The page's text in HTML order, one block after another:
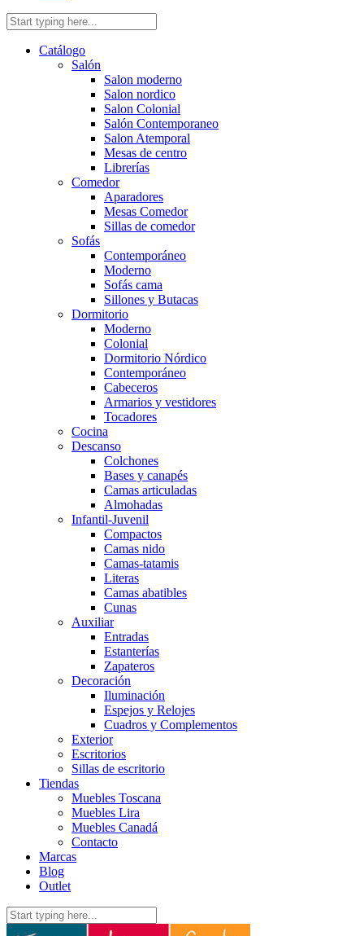
Catálogo
Salón
Salon moderno
Salon nordico
Salon Colonial
Salón Contemporaneo
Salon Atemporal
Mesas de centro
Librerías
Comedor
Aparadores
Mesas Comedor
Sillas de comedor
Sofás
Contemporáneo
Moderno
Sofás cama
Sillones y Butacas
Dormitorio
Moderno
Colonial
Dormitorio Nórdico
Contemporáneo
Cabeceros
Armarios y vestidores
Tocadores
Cocina
Descanso
Colchones
Bases y canapés
Camas articuladas
Almohadas
Infantil-Juvenil
Compactos
Camas nido
Camas-tatamis
Literas
Camas abatibles
Cunas
Auxiliar
Entradas
Estanterías
Zapateros
Decoración
Iluminación
Espejos y Relojes
Cuadros y Complementos
Exterior
Escritorios
Sillas de escritorio
Tiendas
Muebles Toscana
Muebles Lira
Muebles Canadá
Contacto
Marcas
Blog
Outlet